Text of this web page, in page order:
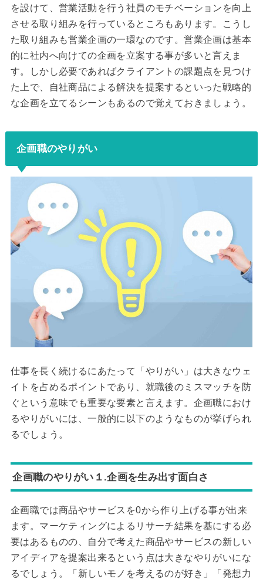
を設けて、営業活動を行う社員のモチベーションを向上
させる取り組みを行っているところもあります。こうし
た取り組みも営業企画の一環なのです。営業企画は基本
的に社内へ向けての企画を立案する事が多いと言えま
す。しかし必要であればクライアントの課題点を見つけ
た上で、自社商品による解決を提案するといった戦略的
な企画を立てるシーンもあるので覚えておきましょう。
企画職のやりがい
仕事を長く続けるにあたって「やりがい」は大きなウェ
イトを占めるポイントであり、就職後のミスマッチを防
ぐという意味でも重要な要素と言えます。企画職におけ
るやりがいには、一般的に以下のようなものが挙げられ
るでしょう。
企画職のやりがい１.企画を生み出す面白さ
企画職では商品やサービスを0から作り上げる事が出来
ます。マーケティングによるリサーチ結果を基にする必
要はあるものの、自分で考えた商品やサービスの新しい
アイディアを提案出来るという点は大きなやりがいにな
るでしょう。「新しいモノを考えるのが好き」「発想力